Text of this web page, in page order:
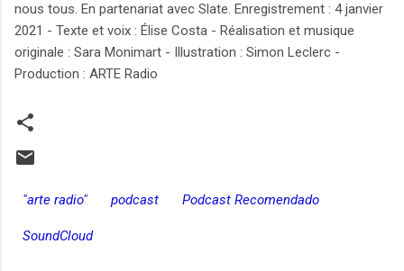
nous tous. En partenariat avec Slate. Enregistrement : 4 janvier
2021 - Texte et voix : Élise Costa - Réalisation et musique
originale : Sara Monimart - Illustration : Simon Leclerc -
Production : ARTE Radio
"arte radio" podcast Podcast Recomendado
SoundCloud